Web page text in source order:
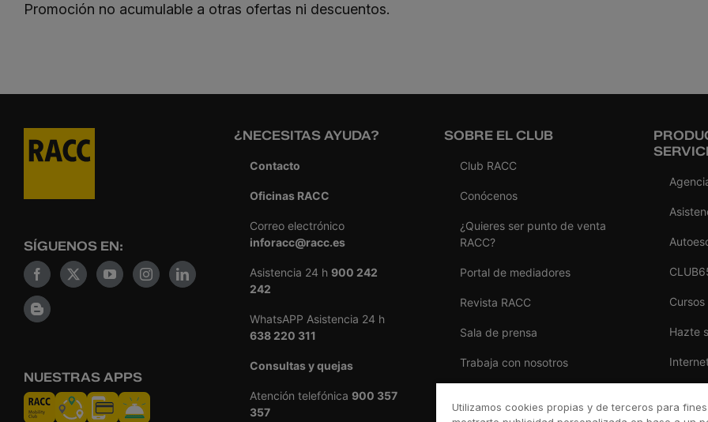
Promoción no acumulable a otras ofertas ni descuentos.
SÍGUENOS EN:
NUESTRAS APPS
¿NECESITAS AYUDA?
Contacto
Oficinas RACC
Correo electrónico
inforacc@racc.es
Asistencia 24 h 900 242
242
WhatsAPP Asistencia 24 h
638 220 311
Consultas y quejas
Atención telefónica 900 357
357
SOBRE EL CLUB
Club RACC
Conócenos
¿Quieres ser punto de venta
RACC?
Portal de mediadores
Revista RACC
Sala de prensa
Trabaja con nosotros
Hazte
Utilizamos cookies propias y de terceros para